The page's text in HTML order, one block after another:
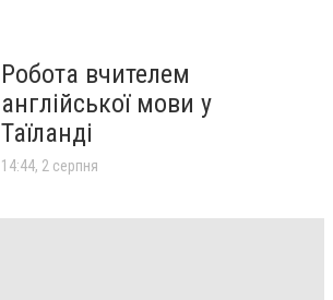
Робота вчителем
англійської мови у
Таїланді
14:44, 2 серпня